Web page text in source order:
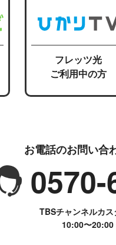
フレッツ光
ご利用中の方
お電話のお問い合
TBSチャンネルカ
10:00〜20:00